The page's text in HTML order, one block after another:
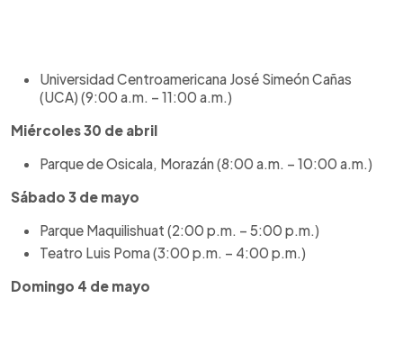
Universidad Centroamericana José Simeón Cañas
(UCA) (9:00 a.m. – 11:00 a.m.)
Miércoles 30 de abril
Parque de Osicala, Morazán (8:00 a.m. – 10:00 a.m.)
Sábado 3 de mayo
Parque Maquilishuat (2:00 p.m. – 5:00 p.m.)
Teatro Luis Poma (3:00 p.m. – 4:00 p.m.)
Domingo 4 de mayo